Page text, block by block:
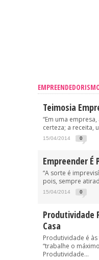
Teimosia
“Em uma
certeza; a receita,
15/04/2014 0
Empreender É
“A sorte é
pois, sempre
15/04/2014 0
Produtividade
Casa
Produtividade é
“trabalhe o
Produtividade...